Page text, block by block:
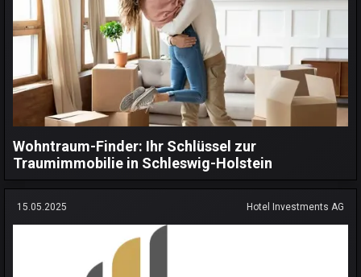
Wohntraum-Finder: Ihr Schlüssel zur
Traumimmobilie in Schleswig-Holstein
15.05.2025 Hotel Investments AG